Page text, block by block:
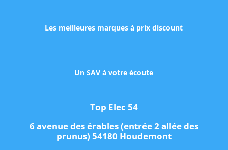
Les meilleures marques à prix discount
Un SAV à votre écoute
Top Elec 54
6 avenue des érables (entrée 2 allée des
prunus) 54180 Houdemont